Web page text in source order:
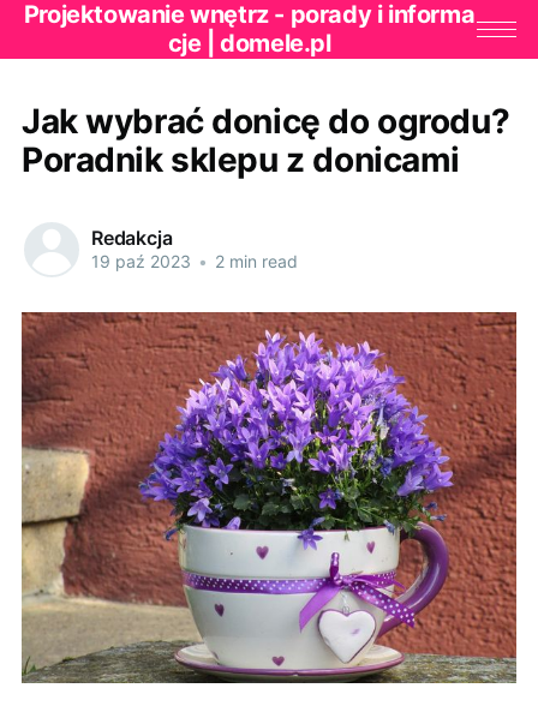
Projektowanie wnętrz - porady i informa
cje | domele.pl
Jak wybrać donicę do ogrodu?
Poradnik sklepu z donicami
Redakcja
19 paź 2023 • 2 min read